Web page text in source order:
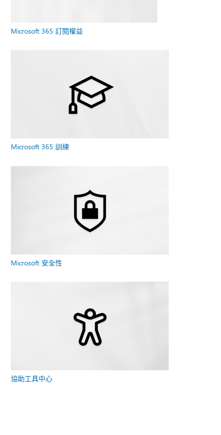
Microsoft 365 訂閱權益
Microsoft 365 訓練
Microsoft 安全性
協助工具中心